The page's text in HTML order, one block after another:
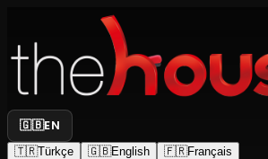
🇬🇧EN
🇹🇷Türkçe 🇬🇧English 🇫🇷Français